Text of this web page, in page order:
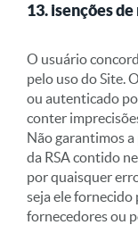
13. isenções
O usuário
pelo uso do Site.
ou autenticado
conter
Não garantimos
da RSA contido
por quaisquer
seja ele fornecido
fornecedores ou